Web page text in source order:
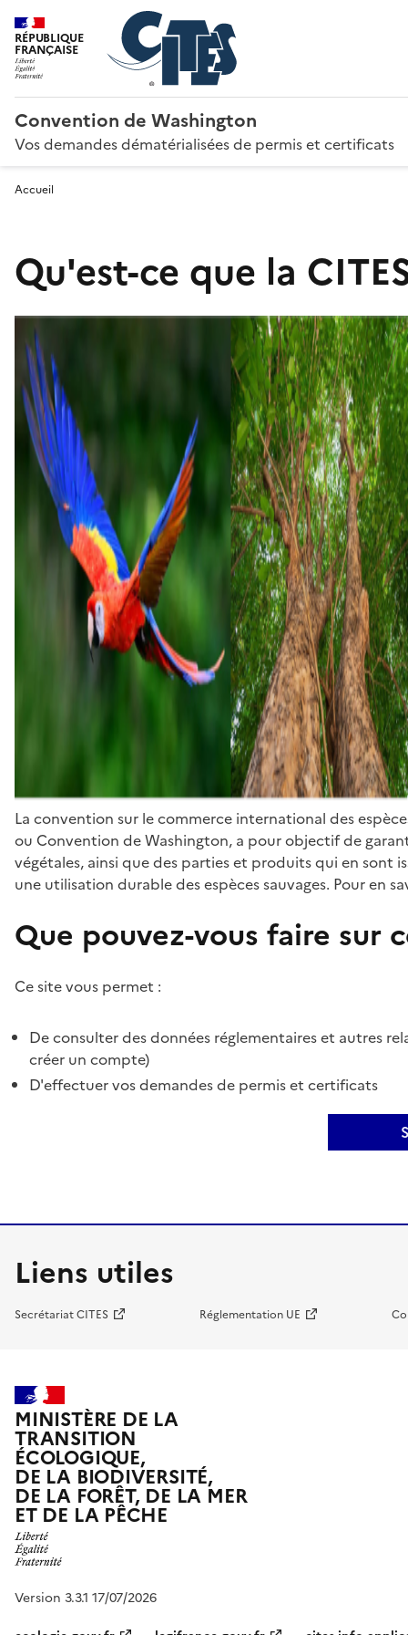
RÉPUBLIQUE
FRANÇAISE
Convention de Washington
Vos demandes dématérialisées de permis et certificats
Accueil
Qu'est-ce que la
La convention sur le commerce international des
ou Convention de Washington, a pour objectif de
végétales, ainsi que des parties et produits qui en sont
une utilisation durable des espèces sauvages. Pour en
Que pouvez-vous faire sur
Ce site vous permet :
De consulter des données réglementaires et autres
créer un compte)
D'effectuer vos demandes de permis et certificats
Liens utiles
Secrétariat CITES Réglementation UE
MINISTÈRE DE LA
TRANSITION
ÉCOLOGIQUE,
DE LA BIODIVERSITÉ,
DE LA FORÊT, DE LA MER
ET DE LA PÊCHE
Version 3.3.1 17/07/2026